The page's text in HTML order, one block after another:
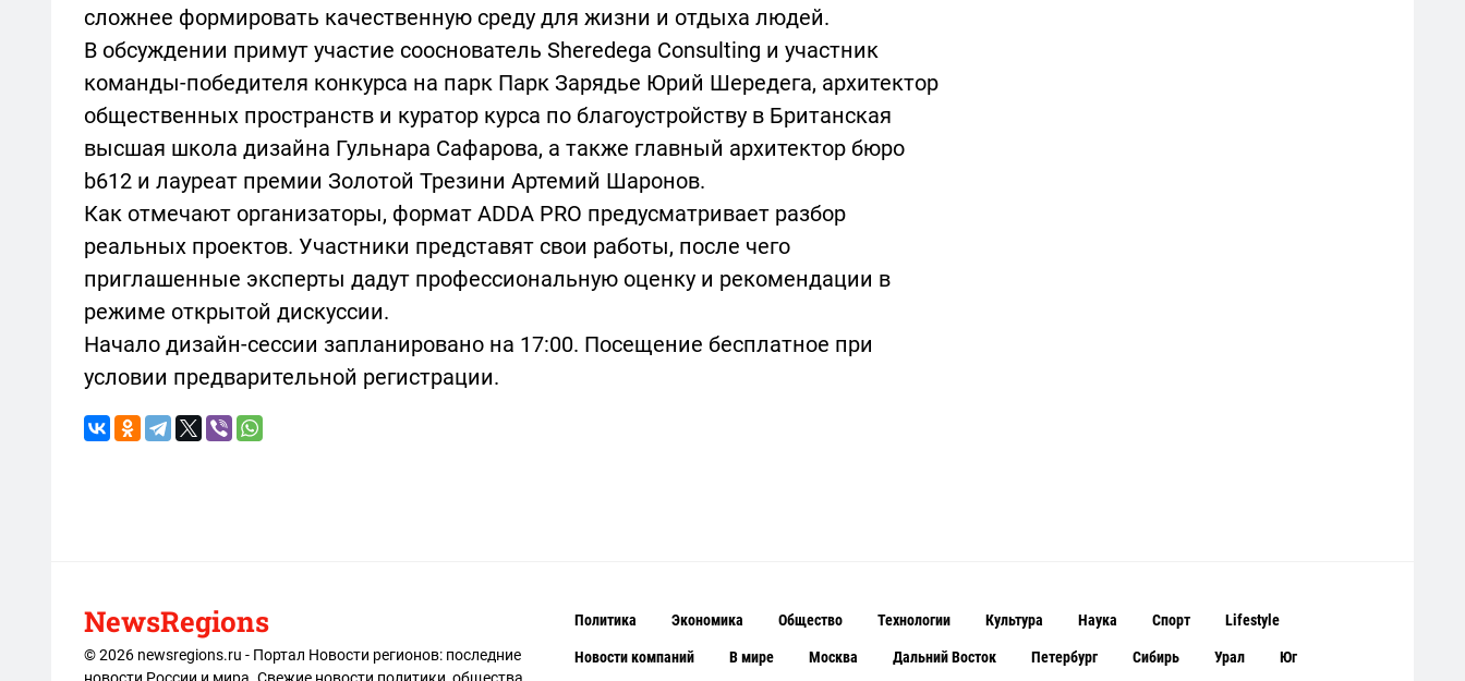
сложнее формировать качественную среду для жизни и отдыха людей.
В обсуждении примут участие сооснователь Sheredega Consulting и участник
команды-победителя конкурса на парк Парк Зарядье Юрий Шередега, архитектор
общественных пространств и куратор курса по благоустройству в Британская
высшая школа дизайна Гульнара Сафарова, а также главный архитектор бюро
b612 и лауреат премии Золотой Трезини Артемий Шаронов.
Как отмечают организаторы, формат ADDA PRO предусматривает разбор
реальных проектов. Участники представят свои работы, после чего
приглашенные эксперты дадут профессиональную оценку и рекомендации в
режиме открытой дискуссии.
Начало дизайн-сессии запланировано на 17:00. Посещение бесплатное при
условии предварительной регистрации.
NewsRegions
© 2026 newsregions.ru - Портал Новости регионов: последние
новости России и мира. Свежие новости политики, общества,
Политика Экономика Общество Технологии Культура Наука Спорт Lifestyle
Новости компаний В мире Москва Дальний Восток Петербург Сибирь Урал Юг